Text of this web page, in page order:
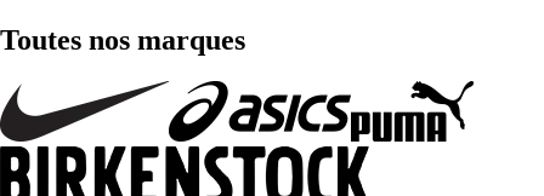
Toutes nos marques